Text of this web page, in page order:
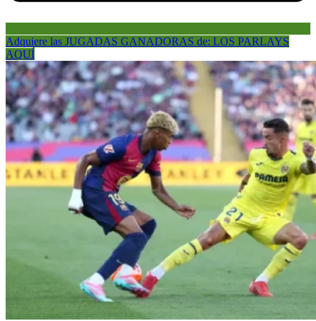
Adquiere las JUGADAS GANADORAS de: LOS PARLAYS
AQUÍ